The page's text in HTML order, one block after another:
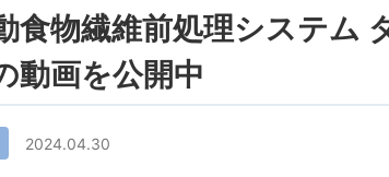
食物繊維前処理システム
動画を公開中
2024.04.30